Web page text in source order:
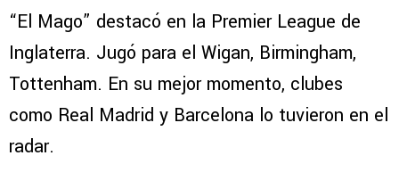
“El Mago” destacó en la Premier League de
Inglaterra. Jugó para el Wigan, Birmingham,
Tottenham. En su mejor momento, clubes
como Real Madrid y Barcelona lo tuvieron en el
radar.